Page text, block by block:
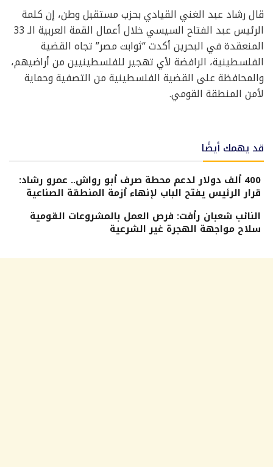
قال رشاد عبد الغني القيادي بحزب مستقبل وطن، إن كلمة
الرئيس عبد الفتاح السيسي خلال أعمال القمة العربية الـ 33
المنعقدة في البحرين أكدت “ثوابت مصر” تجاه القضية
الفلسطينية، الرافضة لأي تهجير للفلسطينيين من أراضيهم،
والمحافظة على القضية الفلسطينية من التصفية وحماية
لأمن المنطقة القومي.
قد يهمك أيضًا
400 ألف دولار لدعم محطة صرف أبو رواش.. عمرو رشاد:
قرار الرئيس يفتح الباب لإنهاء أزمة المنطقة الصناعية
النائب شعبان رأفت: فرص العمل بالمشروعات القومية
سلاح مواجهة الهجرة غير الشرعية